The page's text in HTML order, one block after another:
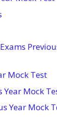
Mock Test
Year Mock
Year Mock